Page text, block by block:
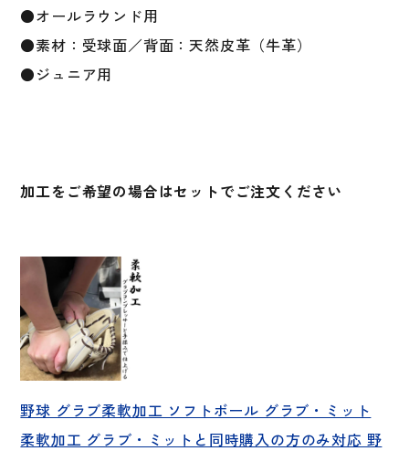
●オールラウンド用
●素材：受球面／背面：天然皮革（牛革）
●ジュニア用
加工をご希望の場合はセットでご注文ください
野球 グラブ柔軟加工 ソフトボール グラブ・ミット
柔軟加工 グラブ・ミットと同時購入の方のみ対応 野